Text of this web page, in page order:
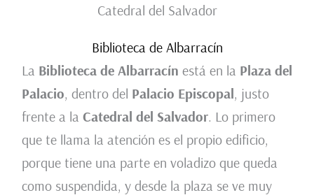
Catedral del Salvador
Biblioteca de Albarracín
La Biblioteca de Albarracín está en la Plaza del
Palacio, dentro del Palacio Episcopal, justo
frente a la Catedral del Salvador. Lo primero
que te llama la atención es el propio edificio,
porque tiene una parte en voladizo que queda
como suspendida, y desde la plaza se ve muy